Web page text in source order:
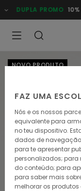
para
a
DUPLA PROMO 10%
NOVO PRODUTO
FAZ UMA
Nós e os nossos
equivalente para
no teu dispositivo.
dados de navegação
para te apresentar
personalizados; para
do conteúdo; para
para saber mais
melhorar os produtos